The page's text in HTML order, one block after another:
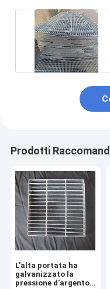
Prodotti
L'alta portata ha
galvanizzato la
pressione d'argento